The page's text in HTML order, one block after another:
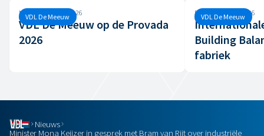
VDL De Meeuw
Maandag, 8 juni, 2026
VDL De Meeuw op de Provada
2026
VDL De Meeuw
Dinsdag, 7 april, 2026
Building
fabriek
Nieuws
Minister Mona Keijzer in gesprek met Bram van Rijt over industriële